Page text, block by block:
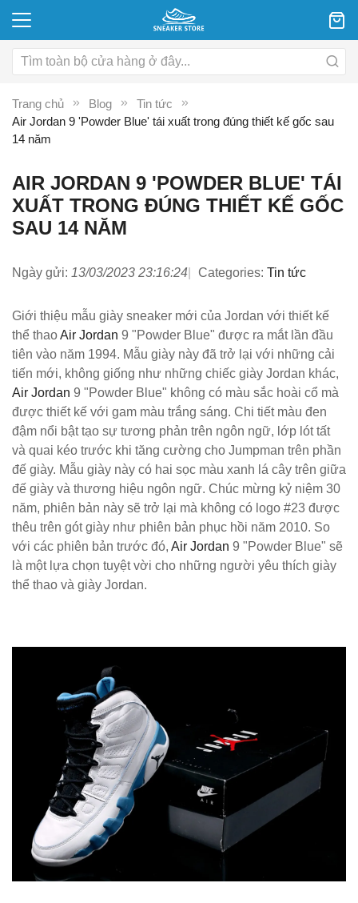
Trang chủ Blog
Tin tức
Air Jordan 9 'Powder Blue' tái xuất trong đúng thiết kế gốc sau
14 năm
AIR JORDAN 9 'POWDER BLUE' TÁI
XUẤT TRONG ĐÚNG THIẾT KẾ GỐC
SAU 14 NĂM
Ngày gửi: 13/03/2023 23:16:24 Categories: Tin tức
Giới thiệu mẫu giày sneaker mới của Jordan với thiết kế
thể thaoAir Jordan 9 "Powder Blue" được ra mắt lần đầu
tiên vào năm 1994. Mẫu giày này đã trở lại với những cải
tiến mới, không giống như những chiếc giày Jordan khác,
Air Jordan 9 "Powder Blue" không có màu sắc hoài cổ mà
được thiết kế với gam màu trắng sáng. Chi tiết màu đen
đậm nổi bật tạo sự tương phản trên ngôn ngữ, lớp lót tất
và quai kéo trước khi tăng cường cho Jumpman trên phần
đế giày. Mẫu giày này có hai sọc màu xanh lá cây trên giữa
đế giày và thương hiệu ngôn ngữ. Chúc mừng kỷ niệm 30
năm, phiên bản này sẽ trở lại mà không có logo #23 được
thêu trên gót giày như phiên bản phục hồi năm 2010. So
với các phiên bản trước đó, Air Jordan 9 "Powder Blue" sẽ
là một lựa chọn tuyệt vời cho những người yêu thích giày
thể thao và giày Jordan.